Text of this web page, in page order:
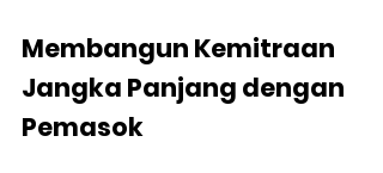
Membangun Kemitraan
Jangka Panjang dengan
Pemasok